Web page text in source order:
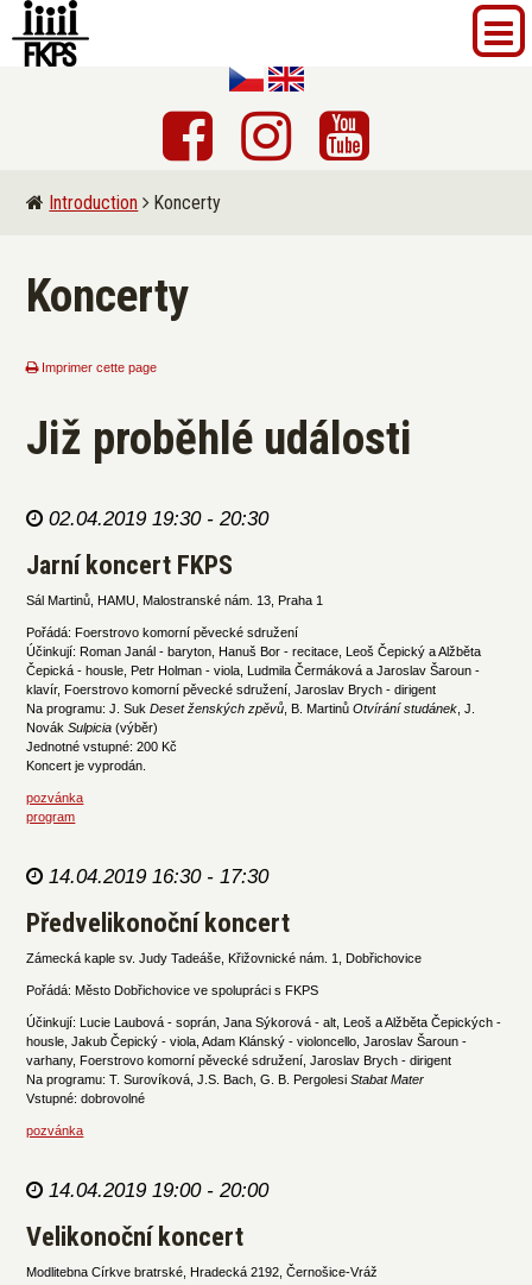
Introduction Koncerty
Koncerty
Imprimer cette page
Již proběhlé události
02.04.2019 19:30 - 20:30
Jarní koncert FKPS
Sál Martinů, HAMU, Malostranské nám. 13, Praha 1
Pořádá: Foerstrovo komorní pěvecké sdružení
Účinkují: Roman Janál - baryton, Hanuš Bor - recitace, Leoš Čepický a Alžběta
Čepická - housle, Petr Holman - viola, Ludmila Čermáková a Jaroslav Šaroun -
klavír, Foerstrovo komorní pěvecké sdružení, Jaroslav Brych - dirigent
Na programu: J. SukDeset ženských zpěvů , B. MartinůOtvírání studánek , J.
NovákSulpicia (výběr)
Jednotné vstupné: 200 Kč
Koncert je vyprodán.
pozvánka
program
14.04.2019 16:30 - 17:30
Předvelikonoční koncert
Zámecká kaple sv. Judy Tadeáše, Křižovnické nám. 1, Dobřichovice
Pořádá: Město Dobřichovice ve spolupráci s FKPS
Účinkují: Lucie Laubová - soprán, Jana Sýkorová - alt, Leoš a Alžběta Čepických -
housle, Jakub Čepický - viola, Adam Klánský - violoncello, Jaroslav Šaroun -
varhany, Foerstrovo komorní pěvecké sdružení, Jaroslav Brych - dirigent
Na programu: T. Surovíková, J.S. Bach, G. B. PergolesiStabat Mater
Vstupné: dobrovolné
pozvánka
14.04.2019 19:00 - 20:00
Velikonoční koncert
Modlitebna Církve bratrské, Hradecká 2192, Černošice-Vráž